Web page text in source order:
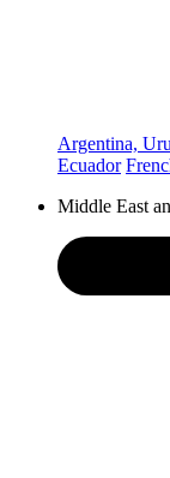
Argentina,
Ecuador
Middle East